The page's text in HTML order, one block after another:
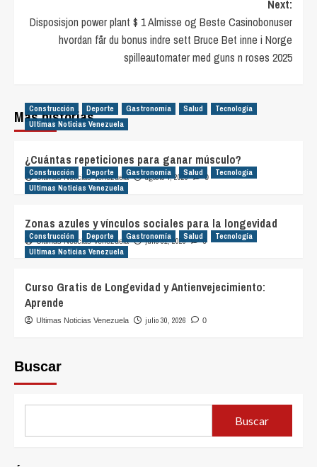
Next:
Disposisjon power plant $ 1 Almisse og Beste Casinobonuser
hvordan får du bonus indre sett Bruce Bet inne i Norge
spilleautomater med guns n roses 2025
Más historias
Construcción Deporte Gastronomía Salud
Tecnología
Ultimas Noticias Venezuela
¿Cuántas repeticiones para ganar músculo?
Ultimas Noticias Venezuela agosto 4, 2026 0
Construcción Deporte Gastronomía Salud
Tecnología
Ultimas Noticias Venezuela
Zonas azules y vínculos sociales para la longevidad
Ultimas Noticias Venezuela julio 31, 2026 0
Construcción Deporte Gastronomía Salud
Tecnología
Ultimas Noticias Venezuela
Curso Gratis de Longevidad y Antienvejecimiento:
Aprende
Ultimas Noticias Venezuela julio 30, 2026 0
Buscar
Buscar